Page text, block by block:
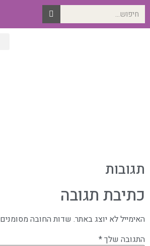
תגובות
כתיבת תגובה
האימייל לא יוצג באתר. שדות החובה מסומנים
התגובה שלך*